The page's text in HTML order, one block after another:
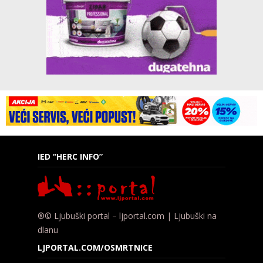
IED “HERC INFO”
®© Ljubuški portal – ljportal.com | Ljubuški na
dlanu
LJPORTAL.COM/OSMRTNICE